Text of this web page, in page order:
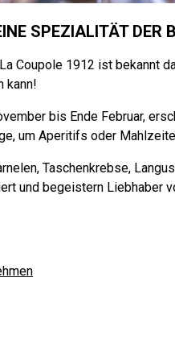
SPEZIALITÄT DER
Coupole 1912 ist bekannt
kann!
bis Ende Februar,
um Aperitifs oder
Taschenkrebse,
und begeistern Liebhaber